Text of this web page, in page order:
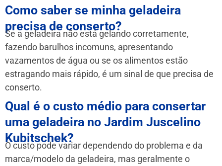
Como saber se minha geladeira
precisa de conserto?
Se a geladeira não está gelando corretamente,
fazendo barulhos incomuns, apresentando
vazamentos de água ou se os alimentos estão
estragando mais rápido, é um sinal de que precisa de
conserto.
Qual é o custo médio para consertar
uma geladeira no Jardim Juscelino
Kubitschek?
O custo pode variar dependendo do problema e da
marca/modelo da geladeira, mas geralmente o